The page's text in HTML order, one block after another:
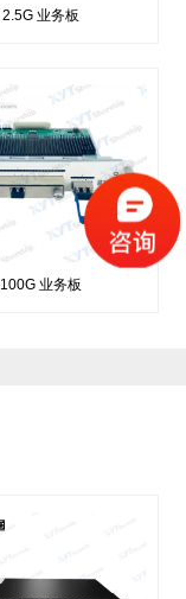
2.5G 业务板
100G 业务板